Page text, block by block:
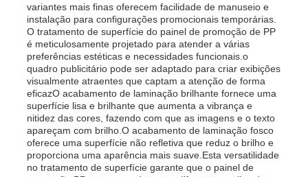
variantes mais finas oferecem facilidade de manuseio e
instalação para configurações promocionais temporárias.
O tratamento de superfície do painel de promoção de PP
é meticulosamente projetado para atender a várias
preferências estéticas e necessidades funcionais.o
quadro publicitário pode ser adaptado para criar exibições
visualmente atraentes que captam a atenção de forma
eficazO acabamento de laminação brilhante fornece uma
superfície lisa e brilhante que aumenta a vibrança e
nitidez das cores, fazendo com que as imagens e o texto
apareçam com brilho.O acabamento de laminação fosco
oferece uma superfície não refletiva que reduz o brilho e
proporciona uma aparência mais suave.Esta versatilidade
no tratamento de superfície garante que o painel de